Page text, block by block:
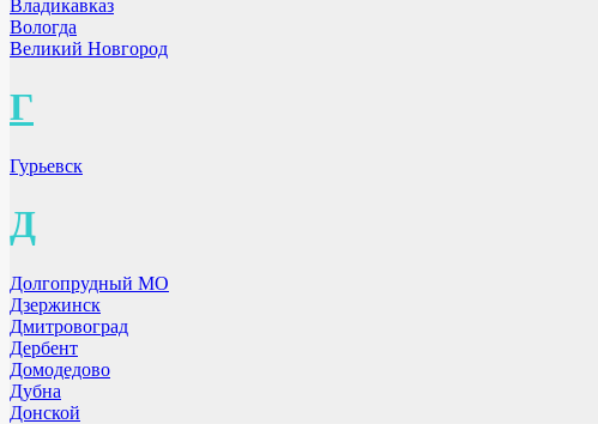
Владикавказ
Вологда
Великий Новгород
Г
Гурьевск
Д
Долгопрудный МО
Дзержинск
Дмитровоград
Дербент
Домодедово
Дубна
Донской